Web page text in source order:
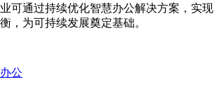
可通过持续优化智慧办公解决方案，实现
，为可持续发展奠定基础。
公